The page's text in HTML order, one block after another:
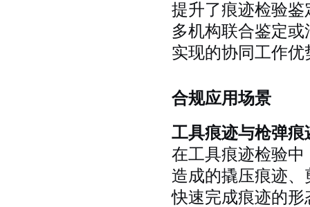
提升了痕迹检验
多机构联合鉴定
实现的协同工作优
合规应用场景
工具痕迹与枪弹
在工具痕迹检验
造成的撬压痕迹
快速完成痕迹的